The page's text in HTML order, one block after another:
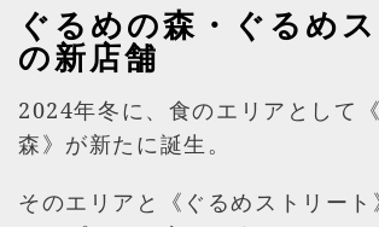
ぐるめの森・ぐるめ
の新店舗
2024年冬に、食のエリアとして
森》が新たに誕生。
そのエリアと《ぐるめストリート